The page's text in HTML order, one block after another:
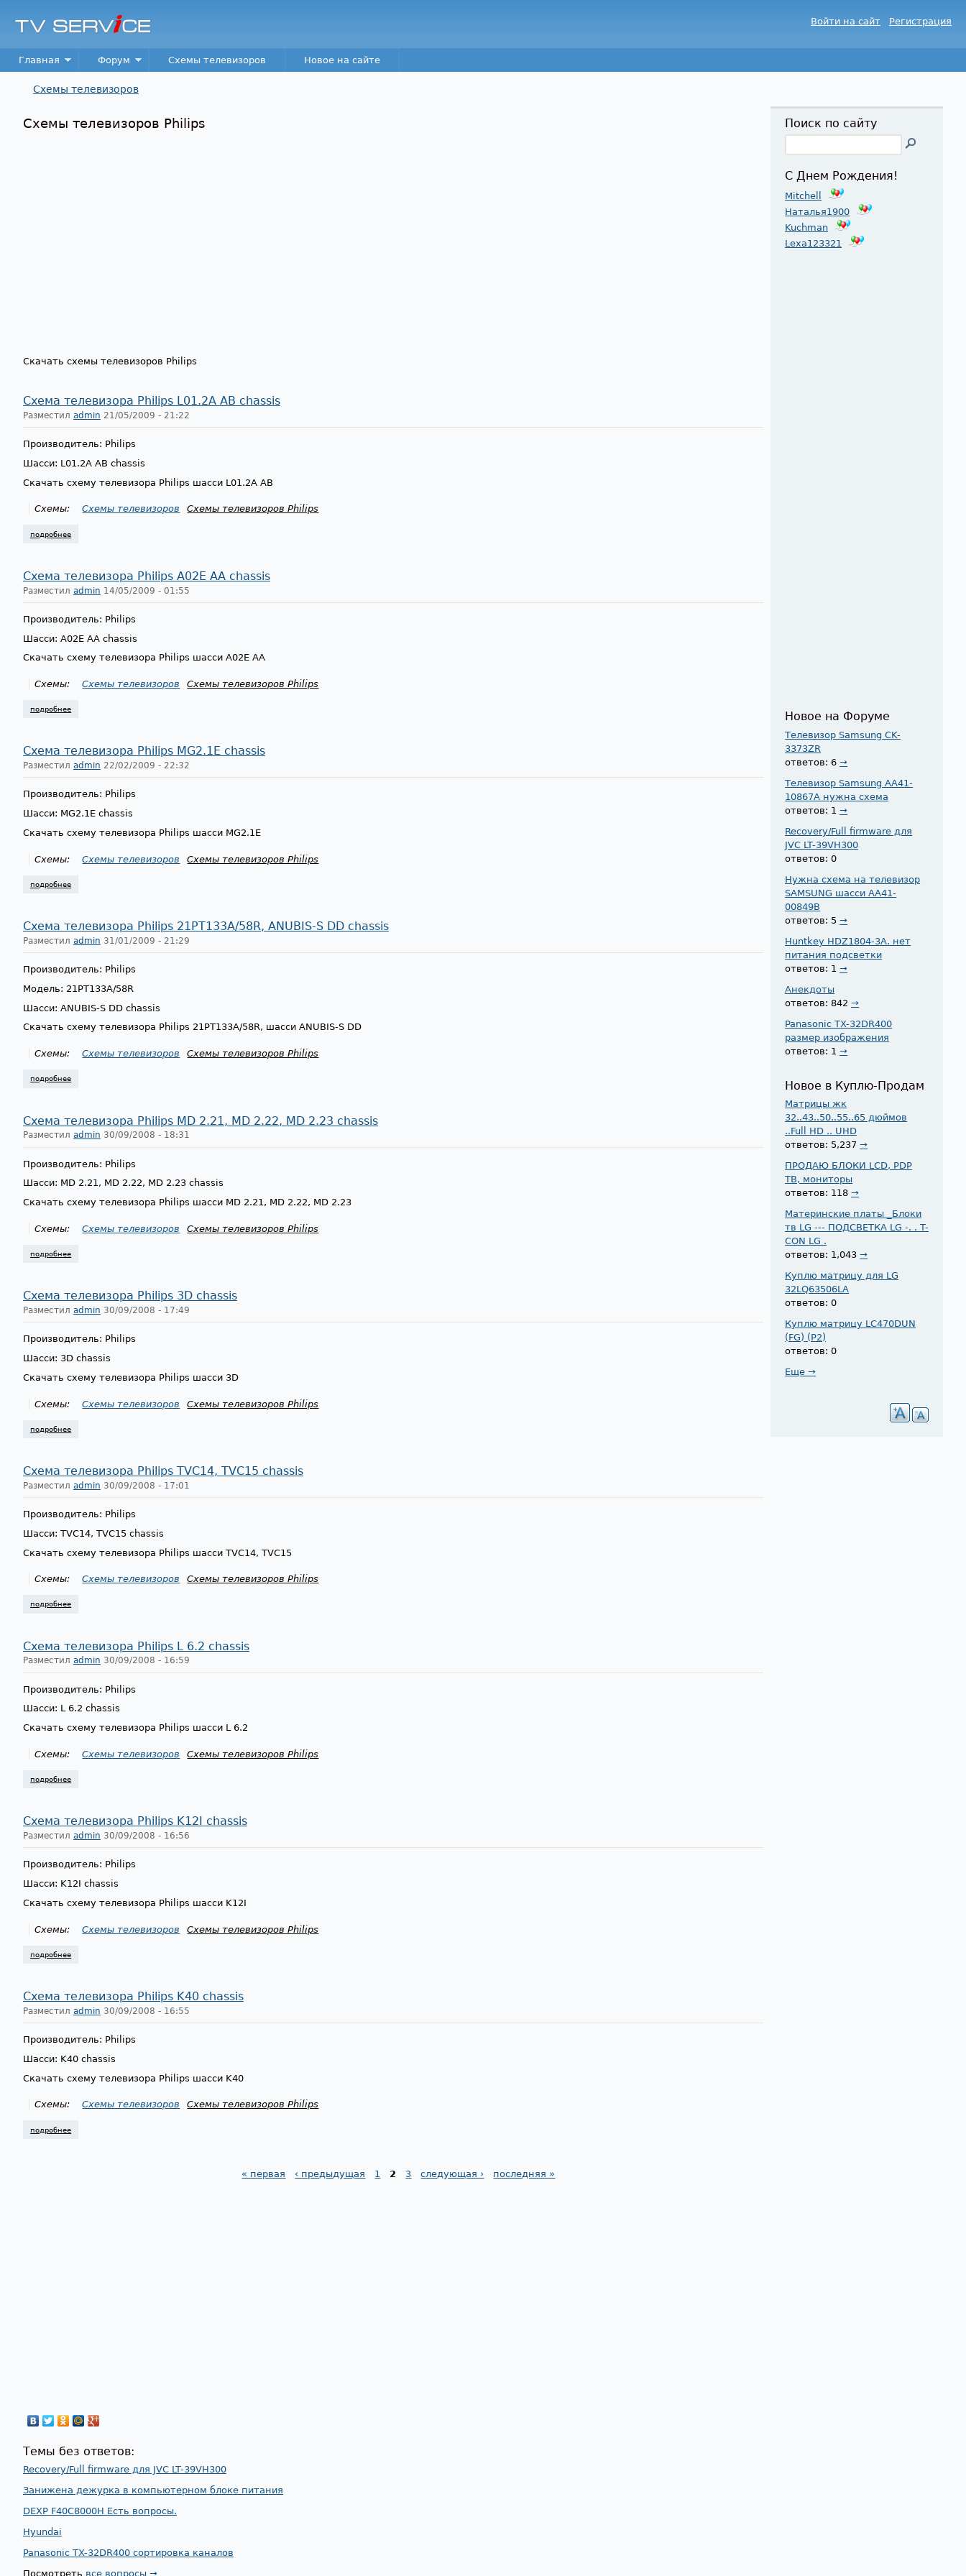
TV
Service
Войти на сайт Регистрация
Main menu
Главная Форум Схемы телевизоров Новое на сайте
Схемы телевизоров
Схемы телевизоров Philips
Скачать схемы телевизоров Philips
Схема телевизора Philips L01.2A AB chassis
Разместил admin 21/05/2009 - 21:22
Производитель: Philips
Шасси: L01.2A AB chassis
Скачать схему телевизора Philips шасси L01.2A AB
Схемы: Схемы телевизоров Схемы телевизоров Philips
подробнее
Схема телевизора Philips A02E AA chassis
Разместил admin 14/05/2009 - 01:55
Производитель: Philips
Шасси: A02E AA chassis
Скачать схему телевизора Philips шасси A02E AA
Схемы: Схемы телевизоров Схемы телевизоров Philips
подробнее
Схема телевизора Philips MG2.1E chassis
Разместил admin 22/02/2009 - 22:32
Производитель: Philips
Шасси: MG2.1E chassis
Скачать схему телевизора Philips шасси MG2.1E
Схемы: Схемы телевизоров Схемы телевизоров Philips
подробнее
Схема телевизора Philips 21PT133A/58R, ANUBIS-S DD chassis
Разместил admin 31/01/2009 - 21:29
Производитель: Philips
Модель: 21PT133A/58R
Шасси: ANUBIS-S DD chassis
Скачать схему телевизора Philips 21PT133A/58R, шасси ANUBIS-S DD
Схемы: Схемы телевизоров Схемы телевизоров Philips
подробнее
Схема телевизора Philips MD 2.21, MD 2.22, MD 2.23 chassis
Разместил admin 30/09/2008 - 18:31
Производитель: Philips
Шасси: MD 2.21, MD 2.22, MD 2.23 chassis
Скачать схему телевизора Philips шасси MD 2.21, MD 2.22, MD 2.23
Схемы: Схемы телевизоров Схемы телевизоров Philips
подробнее
Схема телевизора Philips 3D chassis
Разместил admin 30/09/2008 - 17:49
Производитель: Philips
Шасси: 3D chassis
Скачать схему телевизора Philips шасси 3D
Схемы: Схемы телевизоров Схемы телевизоров Philips
подробнее
Схема телевизора Philips TVC14, TVC15 chassis
Разместил admin 30/09/2008 - 17:01
Производитель: Philips
Шасси: TVC14, TVC15 chassis
Скачать схему телевизора Philips шасси TVC14, TVC15
Схемы: Схемы телевизоров Схемы телевизоров Philips
подробнее
Схема телевизора Philips L 6.2 chassis
Разместил admin 30/09/2008 - 16:59
Производитель: Philips
Шасси: L 6.2 chassis
Скачать схему телевизора Philips шасси L 6.2
Схемы: Схемы телевизоров Схемы телевизоров Philips
подробнее
Схема телевизора Philips K12I chassis
Разместил admin 30/09/2008 - 16:56
Производитель: Philips
Шасси: K12I chassis
Скачать схему телевизора Philips шасси K12I
Схемы: Схемы телевизоров Схемы телевизоров Philips
подробнее
Схема телевизора Philips K40 chassis
Разместил admin 30/09/2008 - 16:55
Производитель: Philips
Шасси: K40 chassis
Скачать схему телевизора Philips шасси K40
Схемы: Схемы телевизоров Схемы телевизоров Philips
подробнее
« первая ‹ предыдущая 1 2 3 следующая › последняя »
Темы без ответов:
Recovery/Full firmware для JVC LT-39VH300
Занижена дежурка в компьютерном блоке питания
DEXP F40C8000H Есть вопросы.
Hyundai
Panasonic TX-32DR400 сортировка каналов
Посмотреть все вопросы →
Поиск по сайту
С Днем Рождения!
Mitchell
Наталья1900
Kuchman
Lexa123321
Новое на Форуме
Телевизор Samsung CK-
3373ZR
ответов: 6→
Телевизор Samsung AA41-
10867A нужна схема
ответов: 1→
Recovery/Full firmware для
JVC LT-39VH300
ответов: 0
Нужна схема на телевизор
SAMSUNG шасси AA41-
00849B
ответов: 5→
Huntkey HDZ1804-3A. нет
питания подсветки
ответов: 1→
Анекдоты
ответов: 842→
Panasonic TX-32DR400
размер изображения
ответов: 1→
Новое в Куплю-Продам
Матрицы жк
32..43..50..55..65 дюймов
..Full HD .. UHD
ответов: 5,237→
ПРОДАЮ БЛОКИ LCD, PDP
ТВ, мониторы
ответов: 118→
Материнские платы _Блоки
тв LG --- ПОДСВЕТКА LG -. . T-
CON LG .
ответов: 1,043→
Куплю матрицу для LG
32LQ63506LA
ответов: 0
Куплю матрицу LC470DUN
(FG) (P2)
ответов: 0
Еще →